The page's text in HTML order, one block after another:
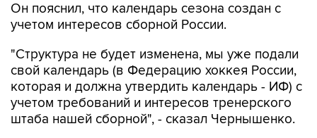
Он пояснил, что календарь сезона создан с
учетом интересов сборной России.
"Структура не будет изменена, мы уже подали
свой календарь (в Федерацию хоккея России,
которая и должна утвердить календарь - ИФ) с
учетом требований и интересов тренерского
штаба нашей сборной", - сказал Чернышенко.